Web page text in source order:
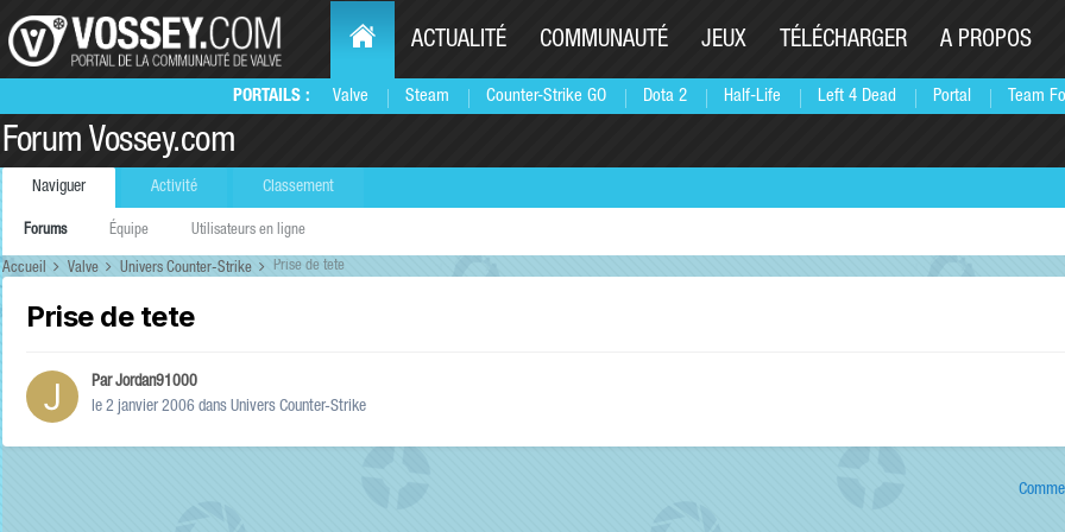
PORTAILS : Valve Steam Counter-Strike GO Dota 2 Half-Life Left 4 Dead Portal Team
ACTUALITÉ COMMUNAUTÉ JEUX TÉLÉCHARGER A PROPOS
Forum Vossey.com
Naviguer
Forums Équipe Utilisateurs en ligne
Activité Classement
Accueil Valve Univers Counter-Strike Prise de tete
Prise de tete
ParJordan91000
le 2 janvier 2006 dans Univers Counter-Strike